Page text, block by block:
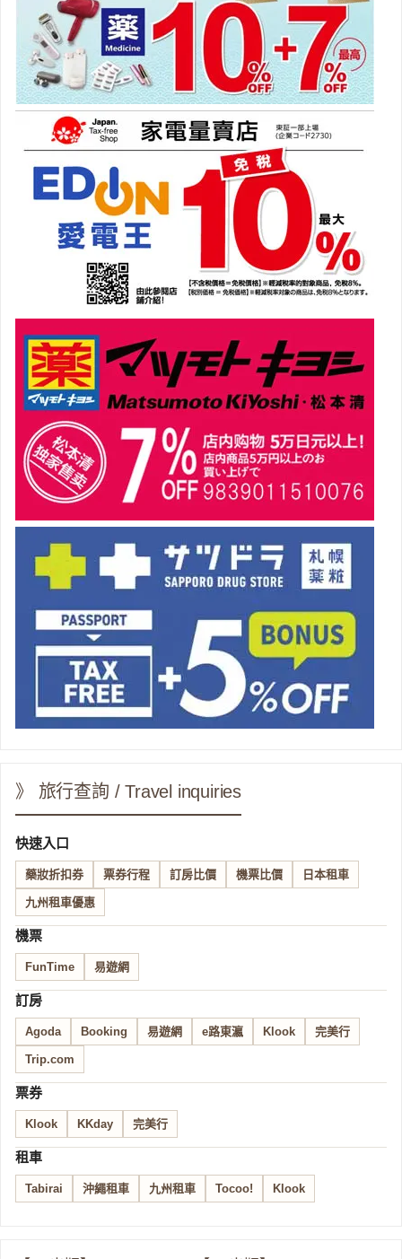
》 旅行查詢 / Travel inquiries
快速入口
藥妝折扣券 票券行程 訂房比價 機票比價 日本租車
九州租車優惠
機票
FunTime 易遊網
訂房
Agoda Booking 易遊網 e路東瀛 Klook 完美行
Trip.com
票券
Klook KKday 完美行
租車
Tabirai 沖繩租車 九州租車 Tocoo! Klook